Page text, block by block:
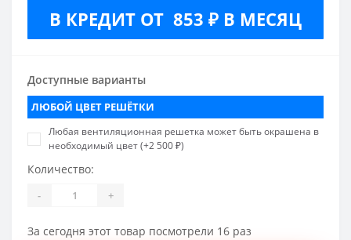
В КРЕДИТ ОТ 853 ₽ В МЕСЯЦ
Доступные варианты
ЛЮБОЙ ЦВЕТ РЕШЁТКИ
Любая вентиляционная решетка может быть окрашена в
необходимый цвет (+2 500 ₽)
Количество:
- +
За сегодня этот товар посмотрели 16 раз